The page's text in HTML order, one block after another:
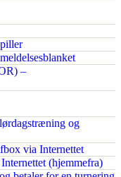
–
og
via Internettet
(hjemmefra)